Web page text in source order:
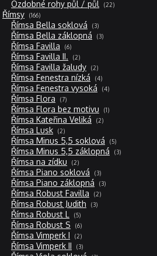
Ozdobné rohy půl / půl 2222
produktů
Římsy 166166
produktů
Římsa Bella soklová 33
produkty
Římsa Bella záklopná 33
produkty
Římsa Favilla 66
produktů
Římsa Favilla II. 22
produkty
Římsa Favilla žaludy 22
produkty
Římsa Fenestra nízká 44
produkty
Římsa Fenestra vysoká 44
produkty
Římsa Flora 77
produktů
Římsa Flora bez motivu 11
produkt
Římsa Kateřina Veliká 22
produkty
Římsa Lusk 22
produkty
Římsa Minus 5,5 soklová 55
produktů
Římsa Minus 5,5 záklopná 33
produkty
Římsa na zídku 22
produkty
Římsa Piano soklová 33
produkty
Římsa Piano záklopná 33
produkty
Římsa Robust Favilla 22
produkty
Římsa Robust Judith 33
produkty
Římsa Robust L 55
produktů
Římsa Robust S 66
produktů
Římsa Vimperk I 22
produkty
Římsa Vimperk II 33
produkty
3